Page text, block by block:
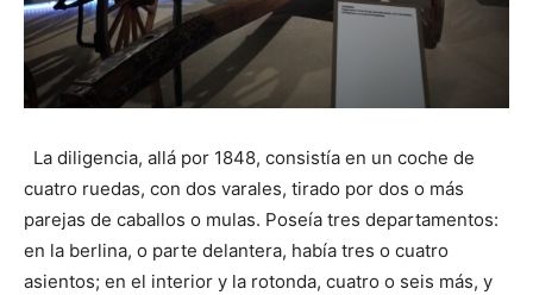
La diligencia, allá por 1848, consistía en un coche de
cuatro ruedas, con dos varales, tirado por dos o más
parejas de caballos o mulas. Poseía tres departamentos:
en la berlina, o parte delantera, había tres o cuatro
asientos; en el interior y la rotonda, cuatro o seis más, y